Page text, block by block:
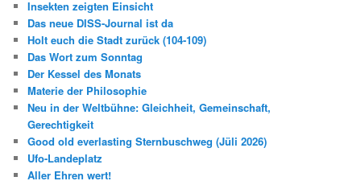
Insekten zeigten Einsicht
Das neue DISS-Journal ist da
Holt euch die Stadt zurück (104-109)
Das Wort zum Sonntag
Der Kessel des Monats
Materie der Philosophie
Neu in der Weltbühne: Gleichheit, Gemeinschaft,
Gerechtigkeit
Good old everlasting Sternbuschweg (Jüli 2026)
Ufo-Landeplatz
Aller Ehren wert!